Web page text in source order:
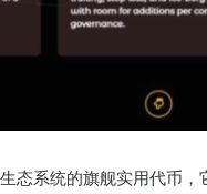
态系统的旗舰实用代币